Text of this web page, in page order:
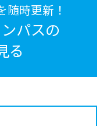
随時更新！
パスの
る